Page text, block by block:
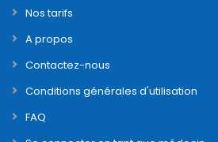
Nos tarifs
A propos
Contactez-nous
Conditions générales d'utilisation
FAQ